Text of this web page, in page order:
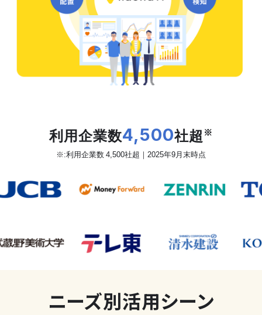
利用企業数4,500社超 ※
※:利用企業数 4,500社超｜2025年9月末時点
ニーズ別活用シーン